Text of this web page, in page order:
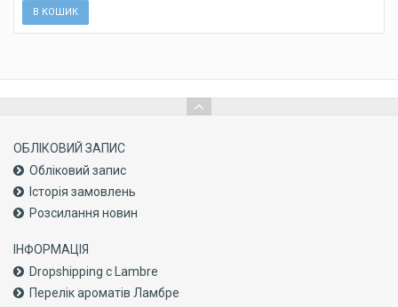
В КОШИК
ОБЛІКОВИЙ ЗАПИС
Обліковий запис
Історія замовлень
Розсилання новин
ІНФОРМАЦІЯ
Dropshipping с Lambre
Перелік ароматів Ламбре